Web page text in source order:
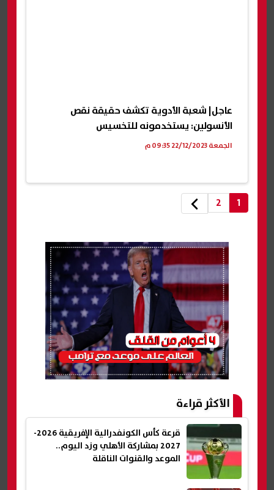
عاجل| شعبة الأدوية تكشف حقيقة نقص
الأنسولين: يستخدمونه للتخسيس
الجمعة 22/12/2023 09:35 م
1
2
الأكثر قراءة
قرعة كأس الكونفدرالية الإفريقية 2026-
2027 بمشاركة الأهلي وزد اليوم..
الموعد والقنوات الناقلة